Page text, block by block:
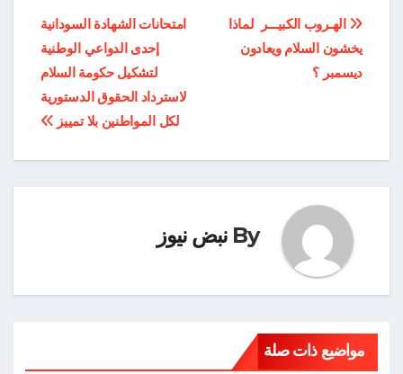
تصفّح
المقالات
امتحانات الشهادة السودانية
إحدى الدواعي الوطنية
لتشكيل حكومة السلام
لاسترداد الحقوق الدستورية
لكل المواطنين بلا تمييز
الهـروب الكبيـــر لماذا
يخشون السلام ويعادون
ديسمبر ؟
By نبض نيوز
مواضيع ذات صلة